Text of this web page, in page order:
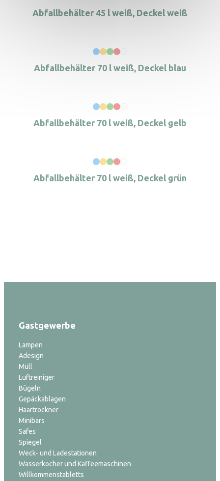
Abfallbehälter 45 l weiß, Deckel weiß
Abfallbehälter 70 l weiß, Deckel blau
Abfallbehälter 70 l weiß, Deckel gelb
Abfallbehälter 70 l weiß, Deckel grün
Gastgewerbe
Lampen
Adesign
Müll
Luftreiniger
Bügeln
Gepäckablagen
Haartrockner
Minibars
Safes
Spiegel
Weck- und Ladestationen
Wasserkocher und Kaffeemaschinen
Willkommenstabletts